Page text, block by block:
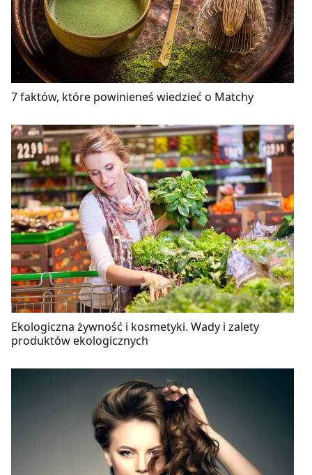
7 faktów, które powinieneś wiedzieć o Matchy
Ekologiczna żywność i kosmetyki. Wady i zalety
produktów ekologicznych